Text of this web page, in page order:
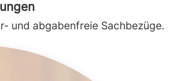
und abgabenfreie Sachbezüge.